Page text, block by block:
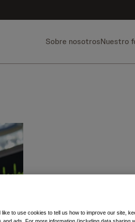
Sobre nosotrosNuestro
to use cookies to tell us how to improve our site,
ads. For more information (including data sharing